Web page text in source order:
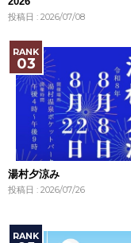
投稿日 : 2026/07/08
湯村夕涼み
投稿日 : 2026/07/26